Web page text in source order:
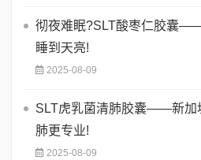
彻夜难眠?SLT酸枣仁胶囊
睡到天亮!
2025-08-09
SLT虎乳菌清肺胶囊——新加
肺更专业!
2025-08-09